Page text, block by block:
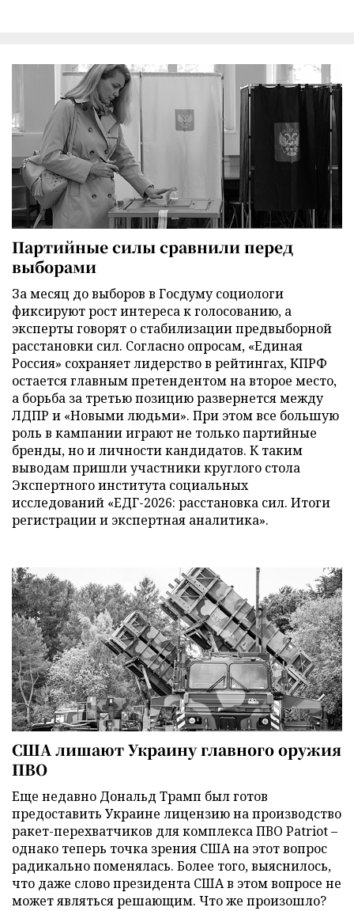
Партийные силы сравнили перед
выборами
За месяц до выборов в Госдуму социологи
фиксируют рост интереса к голосованию, а
эксперты говорят о стабилизации предвыборной
расстановки сил. Согласно опросам, «Единая
Россия» сохраняет лидерство в рейтингах, КПРФ
остается главным претендентом на второе место,
а борьба за третью позицию развернется между
ЛДПР и «Новыми людьми». При этом все большую
роль в кампании играют не только партийные
бренды, но и личности кандидатов. К таким
выводам пришли участники круглого стола
Экспертного института социальных
исследований «ЕДГ-2026: расстановка сил. Итоги
регистрации и экспертная аналитика».
США лишают Украину главного оружия
ПВО
Еще недавно Дональд Трамп был готов
предоставить Украине лицензию на производство
ракет-перехватчиков для комплекса ПВО Patriot –
однако теперь точка зрения США на этот вопрос
радикально поменялась. Более того, выяснилось,
что даже слово президента США в этом вопросе не
может являться решающим. Что же произошло?